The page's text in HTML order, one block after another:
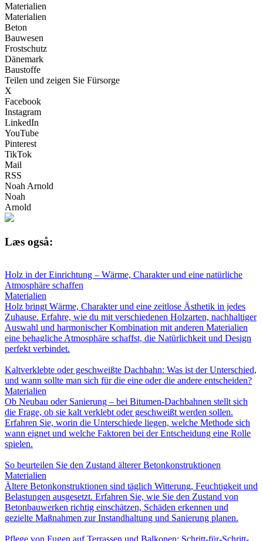
Materialien
Materialien
Beton
Bauwesen
Frostschutz
Dänemark
Baustoffe
Teilen und zeigen Sie Fürsorge
X
Facebook
Instagram
LinkedIn
YouTube
Pinterest
TikTok
Mail
RSS
Noah Arnold
Noah
Arnold
Læs også:
Holz in der Einrichtung – Wärme, Charakter und eine natürliche
Atmosphäre schaffen
Materialien
Holz bringt Wärme, Charakter und eine zeitlose Ästhetik in jedes
Zuhause. Erfahre, wie du mit verschiedenen Holzarten, nachhaltiger
Auswahl und harmonischer Kombination mit anderen Materialien
eine behagliche Atmosphäre schaffst, die Natürlichkeit und Design
perfekt verbindet.
Kaltverklebte oder geschweißte Dachbahn: Was ist der Unterschied,
und wann sollte man sich für die eine oder die andere entscheiden?
Materialien
Ob Neubau oder Sanierung – bei Bitumen-Dachbahnen stellt sich
die Frage, ob sie kalt verklebt oder geschweißt werden sollen.
Erfahren Sie, worin die Unterschiede liegen, welche Methode sich
wann eignet und welche Faktoren bei der Entscheidung eine Rolle
spielen.
So beurteilen Sie den Zustand älterer Betonkonstruktionen
Materialien
Ältere Betonkonstruktionen sind täglich Witterung, Feuchtigkeit und
Belastungen ausgesetzt. Erfahren Sie, wie Sie den Zustand von
Betonbauwerken richtig einschätzen, Schäden erkennen und
gezielte Maßnahmen zur Instandhaltung und Sanierung planen.